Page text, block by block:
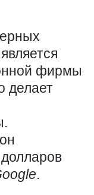
фирмы
делает
.